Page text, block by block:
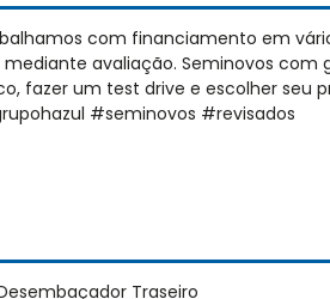
com financiamento em
avaliação. Seminovos com
fazer um test drive e escolher seu
#grupohazul #seminovos #revisados
Traseiro